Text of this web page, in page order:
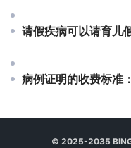
请假疾病可以请育儿假吗
病例证明的收费标准
© 2025-2035